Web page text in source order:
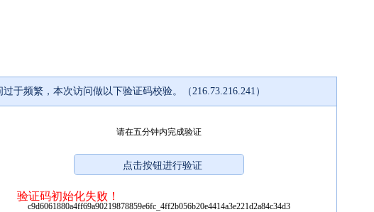
过于频繁，本次访问做以下验证码校验。（216.73.216.241）
请在五分钟内完成验证
验证码初始化失败！
c9d6061880a4ff69a90219878859e6fc_4ff2b056b20e4414a3e221d2a84c34d3